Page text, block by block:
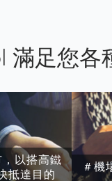
滿足您各
以搭高鐵
抵達目的
＃機